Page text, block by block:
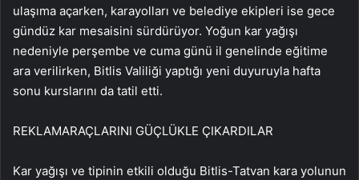
ulaşıma açarken, karayolları ve belediye ekipleri ise gece
gündüz kar mesaisini sürdürüyor. Yoğun kar yağışı
nedeniyle perşembe ve cuma günü il genelinde eğitime
ara verilirken, Bitlis Valiliği yaptığı yeni duyuruyla hafta
sonu kurslarını da tatil etti.
REKLAMARAÇLARINI GÜÇLÜKLE ÇIKARDILAR
Kar yağışı ve tipinin etkili olduğu Bitlis-Tatvan kara yolunun